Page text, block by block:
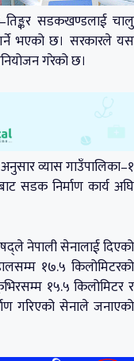
सडकखण्डलाई चालु
भएको छ। सरकारले यस
गरेको छ।
व्यास गाउँपालिका–१
सडक निर्माण कार्य अघि
नेपाली सेनालाई दिएको
१७.५ किलोमिटरको
१५.५ किलोमिटर र
गरिएको सेनाले जनाएको